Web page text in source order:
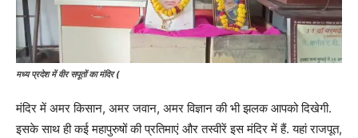
मध्य प्रदेश में वीर सपूतों का मंदिर (
मंदिर में अमर किसान, अमर जवान, अमर विज्ञान की भी झलक आपको दिखेगी.
इसके साथ ही कई महापुरुषों की प्रतिमाएं और तस्वीरें इस मंदिर में हैं. यहां राजपूत,